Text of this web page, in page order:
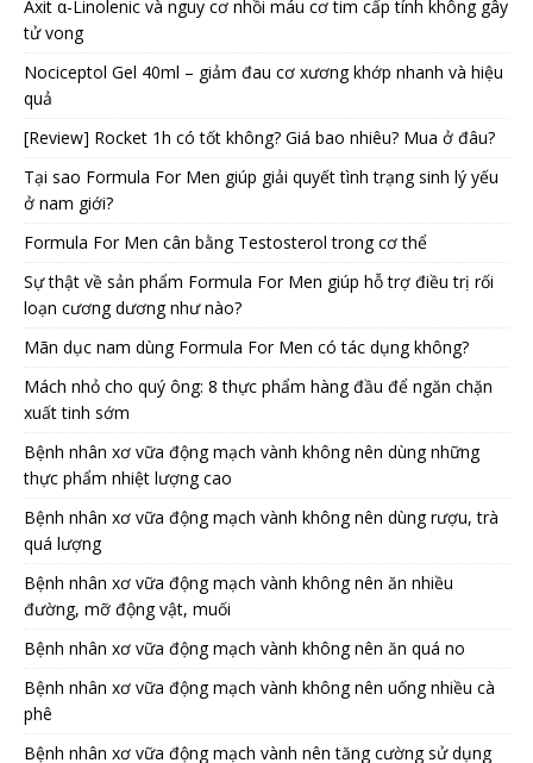
Axit α-Linolenic và nguy cơ nhồi máu cơ tim cấp tính không gây
tử vong
Nociceptol Gel 40ml – giảm đau cơ xương khớp nhanh và hiệu
quả
[Review] Rocket 1h có tốt không? Giá bao nhiêu? Mua ở đâu?
Tại sao Formula For Men giúp giải quyết tình trạng sinh lý yếu
ở nam giới?
Formula For Men cân bằng Testosterol trong cơ thể
Sự thật về sản phẩm Formula For Men giúp hỗ trợ điều trị rối
loạn cương dương như nào?
Mãn dục nam dùng Formula For Men có tác dụng không?
Mách nhỏ cho quý ông: 8 thực phẩm hàng đầu để ngăn chặn
xuất tinh sớm
Bệnh nhân xơ vữa động mạch vành không nên dùng những
thực phẩm nhiệt lượng cao
Bệnh nhân xơ vữa động mạch vành không nên dùng rượu, trà
quá lượng
Bệnh nhân xơ vữa động mạch vành không nên ăn nhiều
đường, mỡ động vật, muối
Bệnh nhân xơ vữa động mạch vành không nên ăn quá no
Bệnh nhân xơ vữa động mạch vành không nên uống nhiều cà
phê
Bệnh nhân xơ vữa động mạch vành nên tăng cường sử dụng